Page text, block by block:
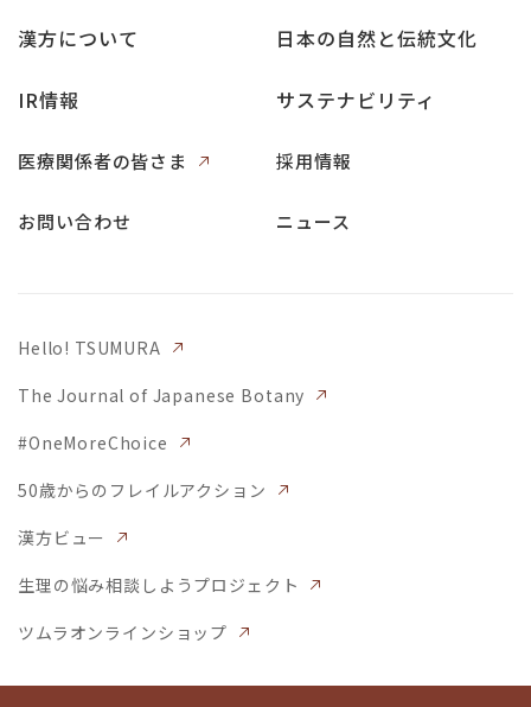
漢方について 日本の自然と伝統文化
IR情報 サステナビリティ
医療関係者の皆さま 採用情報
お問い合わせ ニュース
Hello! TSUMURA
The Journal of Japanese Botany
#OneMoreChoice
50歳からのフレイルアクション
漢方ビュー
生理の悩み相談しようプロジェクト
ツムラオンラインショップ